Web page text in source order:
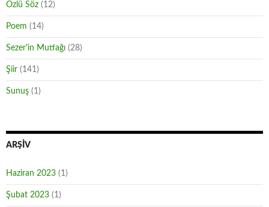
Özlü Söz (12)
Poem (14)
Sezer'in Mutfağı (28)
Şiir (141)
Sunuş (1)
ARŞIV
Haziran 2023 (1)
Şubat 2023 (1)